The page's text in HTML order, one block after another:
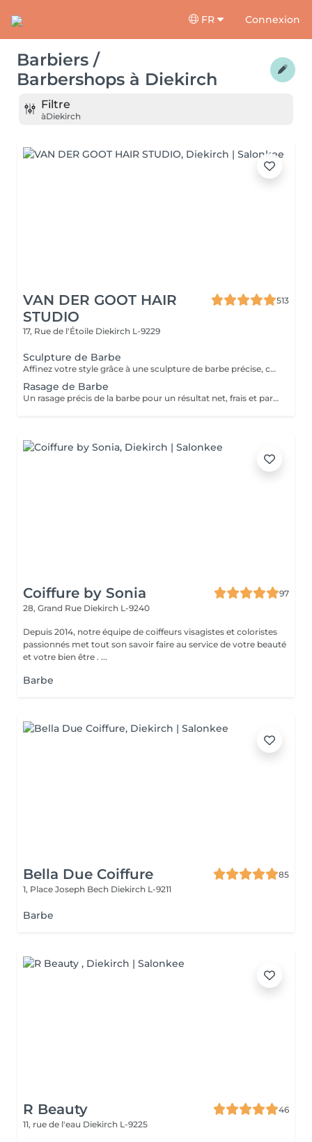
FR Connexion
Barbiers /
Barbershops à Diekirch
Filtre
àDiekirch
VAN DER GOOT HAIR
STUDIO
513
17, Rue de l'Étoile Diekirch L-9229
Sculpture de Barbe
Affinez votre style grâce à une sculpture de barbe précise, conçue pour maintenir une barbe nette, équilibrée et parfaitement définie. Ce service comprend un travail minutieux de taille, de mise en forme et de contours afin de mettre en valeur la structure naturelle de votre visage.
Rasage de Barbe
Un rasage précis de la barbe pour un résultat net, frais et parfaitement soigné. La peau est laissée douce, lisse et parfaitement entretenue.
Coiffure by Sonia
97
28, Grand Rue Diekirch L-9240
Depuis 2014, notre équipe de coiffeurs visagistes et coloristes
passionnés met tout son savoir faire au service de votre beauté
et votre bien être . ...
Barbe
Bella Due Coiffure
85
1, Place Joseph Bech Diekirch L-9211
Barbe
R Beauty
46
11, rue de l'eau Diekirch L-9225